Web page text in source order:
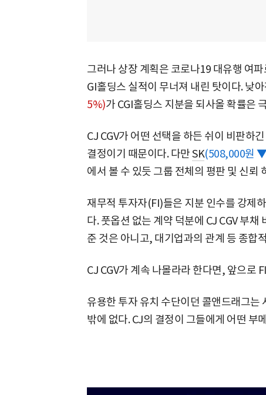
그러나 상장 계획은 코로나19 대유행 여
GI홀딩스 실적이 무너져 내린 탓이다. 낮
5%)가 CGI홀딩스 지분을 되사올 확률은
CJ CGV가 어떤 선택을 하든 쉬이 비판하
결정이기 때문이다. 다만SK(508,000원
에서 볼 수 있듯 그룹 전체의 평판 및 신뢰
재무적 투자자(FI)들은 지분 인수를 강제
다. 풋옵션 없는 계약 덕분에 CJ CGV 부
준 것은 아니고, 대기업과의 관계 등 종합
CJ CGV가 계속 나몰라라 한다면, 앞으로
유용한 투자 유치 수단이던 콜앤드래그
밖에 없다. CJ의 결정이 그들에게 어떤 부